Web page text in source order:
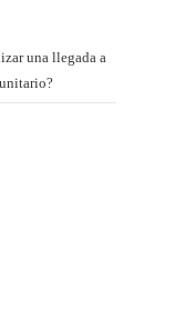
una llegada a